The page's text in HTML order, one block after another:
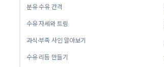
분유 수유 간격
수유 자세와 트림
과식·부족 사인 알아보기
수유 리듬 만들기